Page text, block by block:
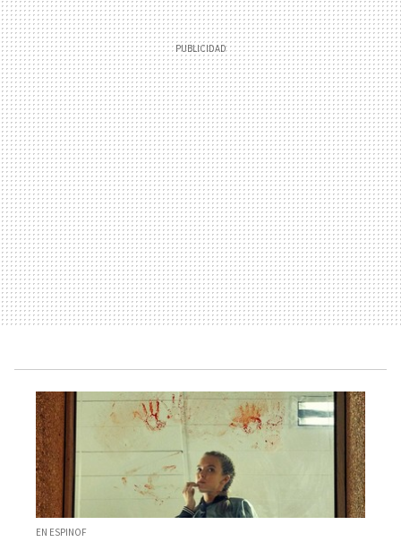
EN ESPINOF